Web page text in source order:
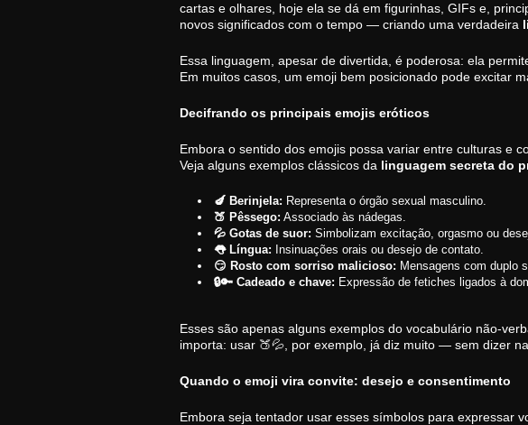
cartas e olhares, hoje ela se dá em figurinhas, GIFs e,
novos significados com o tempo — criando uma verdadeira
Essa linguagem, apesar de divertida, é poderosa: ela
Em muitos casos, um emoji bem posicionado pode excitar
Decifrando os principais emojis eróticos
Embora o sentido dos emojis possa variar entre culturas e
Veja alguns exemplos clássicos da linguagem secreta do
🍆 Berinjela: Representa o órgão sexual masculino.
🍑 Pêssego: Associado às nádegas.
💦 Gotas de suor: Simbolizam excitação, orgasmo ou
👅 Língua: Insinuações orais ou desejo de contato.
😏 Rosto com sorriso malicioso: Mensagens com duplo
🔒🔑 Cadeado e chave: Expressão de fetiches ligados à
Esses são apenas alguns exemplos do vocabulário não-
importa: usar 🍑💦, por exemplo, já diz muito — sem dizer
Quando o emoji vira convite: desejo e consentimento
Embora seja tentador usar esses símbolos para expressar